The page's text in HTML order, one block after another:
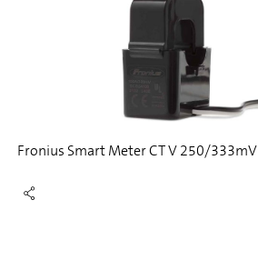
Fronius Smart Meter CT V 250/333mV